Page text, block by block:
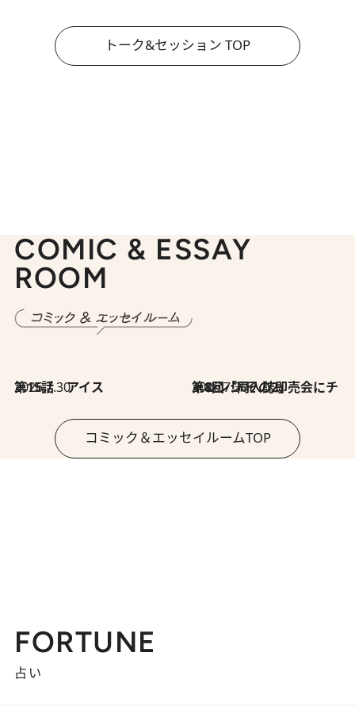
トーク&セッション TOP
COMIC & ESSAY
ROOM
2026.7.30
第15話 アイス 2026.7.30
第8回「同人誌即売会にチャレンジ その2」
コミック＆エッセイルームTOP
FORTUNE
占い